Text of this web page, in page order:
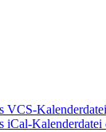
VCS-
iCal-